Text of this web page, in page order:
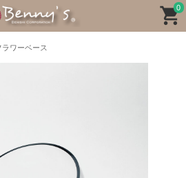
0
ラワーベース